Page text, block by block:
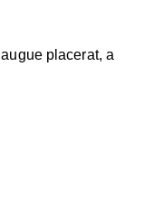
placerat, a